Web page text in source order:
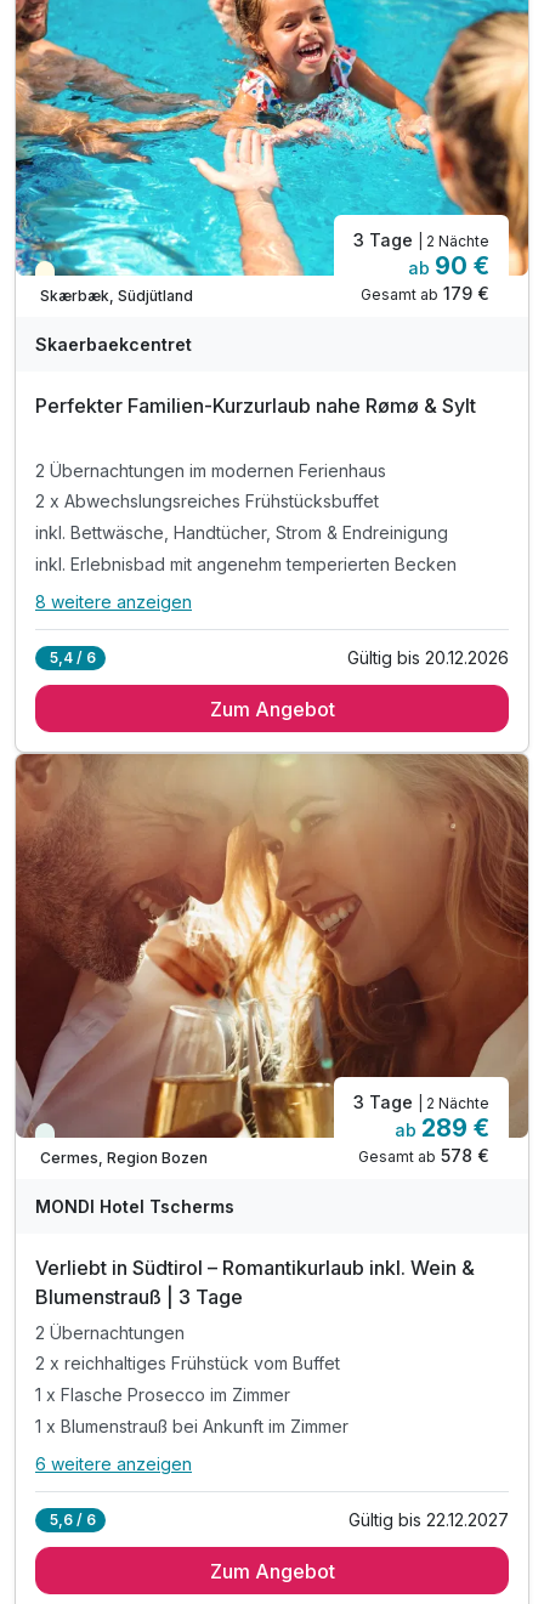
inkl. Parkplatz
inkl. WLAN
Teilweise ausgelastet
Skærbæk, Südjütland
3 Tage | 2 Nächte
ab 90 €
Gesamt ab 179 €
Skaerbaekcentret
Perfekter Familien-Kurzurlaub nahe Rømø & Sylt
2 Übernachtungen im modernen Ferienhaus
2 x Abwechslungsreiches Frühstücksbuffet
inkl. Bettwäsche, Handtücher, Strom & Endreinigung
inkl. Erlebnisbad mit angenehm temperierten Becken
Alle Inklusivleistungen
2 x Abwechslungsreiches Frühstücksbuffet
inkl. Erlebnisbad mit angenehm temperierten Becken
-Whirlpool - Sauna - Dampfbad zum Entspannen
-Kinderfreundlicher Planschbereich
-Wasserrutsche für Groß & Klein
inkl. Tischtennis indoor & outdoor
-Modernes Fitnessstudio (Gym)
-Bowlingbahn im Center
-Aktivitätshallen für viele Sportarten
10% - 20% Rabatt auf lokale Sehenswürdigkeiten
8 weitere anzeigen
5,4 / 6 Gültig bis 20.12.2026
Zum Angebot
Viele Termine frei
Cermes, Region Bozen
3 Tage | 2 Nächte
ab 289 €
Gesamt ab 578 €
MONDI Hotel Tscherms
Verliebt in Südtirol – Romantikurlaub inkl. Wein &
Blumenstrauß | 3 Tage
2 Übernachtungen
2 x reichhaltiges Frühstück vom Buffet
1 x Flasche Prosecco im Zimmer
1 x Blumenstrauß bei Ankunft im Zimmer
Alle Inklusivleistungen
2 x reichhaltiges Frühstück vom Buffet
6 weitere anzeigen
5,6 / 6 Gültig bis 22.12.2027
Zum Angebot